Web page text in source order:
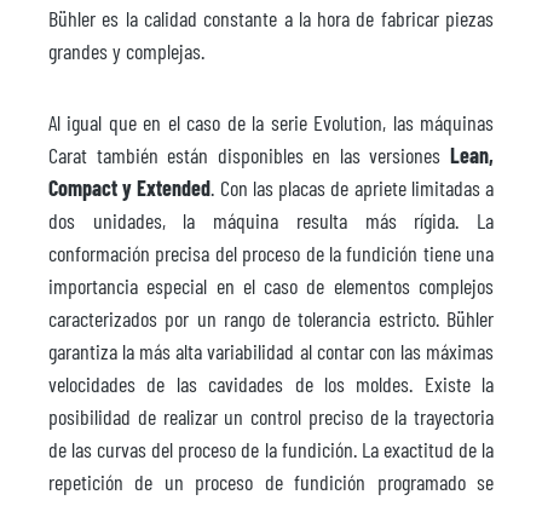
Bühler es la calidad constante a la hora de fabricar piezas
grandes y complejas.
Al igual que en el caso de la serie Evolution, las máquinas
Carat también están disponibles en las versiones Lean,
Compact y Extended. Con las placas de apriete limitadas a
dos unidades, la máquina resulta más rígida. La
conformación precisa del proceso de la fundición tiene una
importancia especial en el caso de elementos complejos
caracterizados por un rango de tolerancia estricto. Bühler
garantiza la más alta variabilidad al contar con las máximas
velocidades de las cavidades de los moldes. Existe la
posibilidad de realizar un control preciso de la trayectoria
de las curvas del proceso de la fundición. La exactitud de la
repetición de un proceso de fundición programado se